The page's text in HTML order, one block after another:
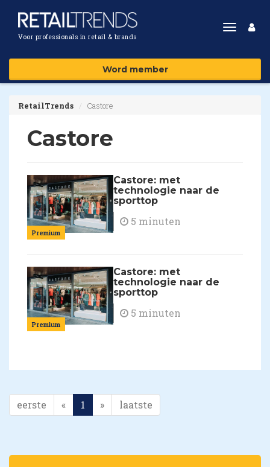
Voor professionals in retail & brands
Toggle
Word member
RetailTrends Castore
Castore
Premium
Castore: met
technologie naar de
sporttop
5 minuten
Premium
Castore: met
technologie naar de
sporttop
5 minuten
eerste « 1 » laatste